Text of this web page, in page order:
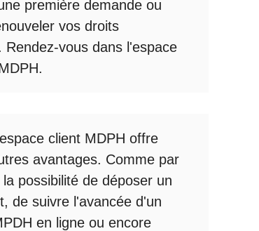
première demande ou
vos droits
Rendez-vous dans l'espace
.
espace client MDPH offre
avantages. Comme par
possibilité de déposer un
de suivre l'avancée d'un
en ligne ou encore